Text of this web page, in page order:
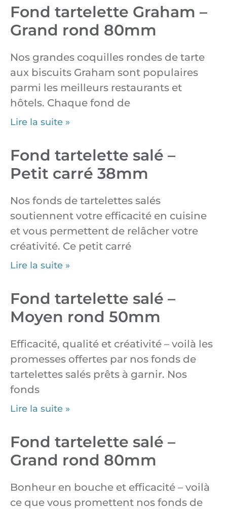
Fond tartelette Graham –
Grand rond 80mm
Nos grandes coquilles rondes de tarte
aux biscuits Graham sont populaires
parmi les meilleurs restaurants et
hôtels. Chaque fond de
Lire la suite »
Fond tartelette salé –
Petit carré 38mm
Nos fonds de tartelettes salés
soutiennent votre efficacité en cuisine
et vous permettent de relâcher votre
créativité. Ce petit carré
Lire la suite »
Fond tartelette salé –
Moyen rond 50mm
Efficacité, qualité et créativité – voilà les
promesses offertes par nos fonds de
tartelettes salés prêts à garnir. Nos
fonds
Lire la suite »
Fond tartelette salé –
Grand rond 80mm
Bonheur en bouche et efficacité – voilà
ce que vous promettent nos fonds de